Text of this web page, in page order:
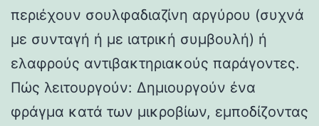
περιέχουν σουλφαδιαζίνη αργύρου (συχνά
με συνταγή ή με ιατρική συμβουλή) ή
ελαφρούς αντιβακτηριακούς παράγοντες.
Πώς λειτουργούν: Δημιουργούν ένα
φράγμα κατά των μικροβίων, εμποδίζοντας